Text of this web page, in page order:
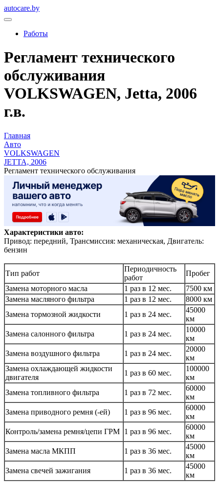
autocare.by
Работы
Регламент технического
обслуживания
VOLKSWAGEN, Jetta, 2006
г.в.
Главная
Авто
VOLKSWAGEN
JETTA, 2006
Регламент технического обслуживания
Характеристики авто:
Привод: передний, Трансмиссия: механическая, Двигатель:
бензин
Тип работ
Периодичность
работ
Пробег
Замена моторного масла
1 раз в 12 мес.
7500 км
Замена масляного фильтра
1 раз в 12 мес.
8000 км
Замена тормозной жидкости
1 раз в 24 мес.
45000
км
Замена салонного фильтра
1 раз в 24 мес.
10000
км
Замена воздушного фильтра
1 раз в 24 мес.
20000
км
Замена охлаждающей жидкости
двигателя
1 раз в 60 мес.
100000
км
Замена топливного фильтра
1 раз в 72 мес.
60000
км
Замена приводного ремня (-ей)
1 раз в 96 мес.
60000
км
Контроль/замена ремня/цепи ГРМ 1 раз в 96 мес.
60000
км
Замена масла МКПП
1 раз в 36 мес.
45000
км
Замена свечей зажигания
1 раз в 36 мес.
45000
км